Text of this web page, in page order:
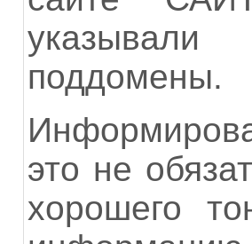
поддомены.
это не
хорошего